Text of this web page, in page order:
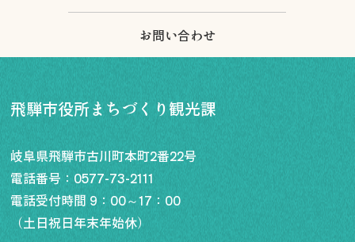
お問い合わせ
飛騨市役所まちづくり観光課
岐阜県飛騨市古川町本町2番22号
電話番号： 0577-73-2111
電話受付時間 9：00～17：00
（土日祝日年末年始休）